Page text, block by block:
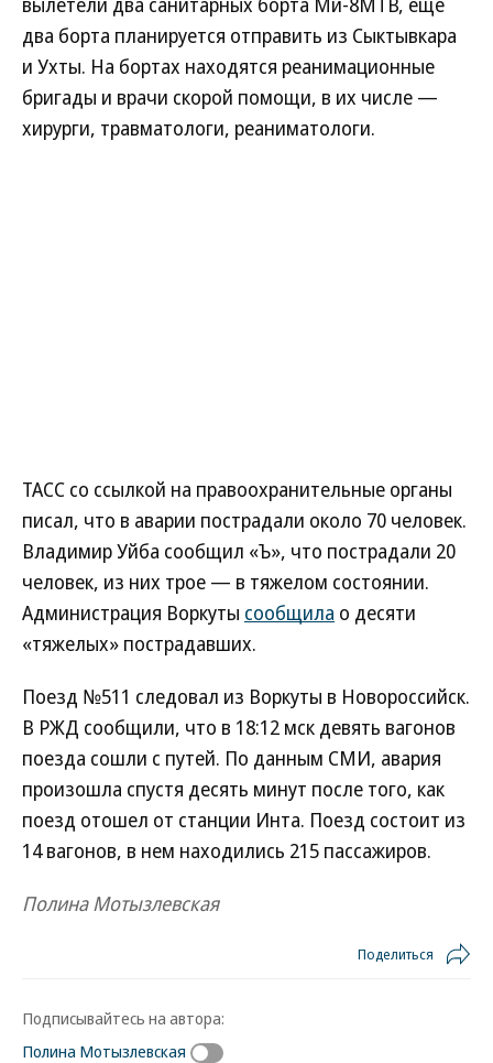
два борта планируется отправить из Сыктывкара
и Ухты. На бортах находятся реанимационные
бригады и врачи скорой помощи, в их числе —
хирурги, травматологи, реаниматологи.
ТАСС со ссылкой на правоохранительные органы
писал, что в аварии пострадали около 70 человек.
Владимир Уйба сообщил «Ъ», что пострадали 20
человек, из них трое — в тяжелом состоянии.
Администрация Воркуты сообщила о десяти
«тяжелых» пострадавших.
Поезд №511 следовал из Воркуты в Новороссийск.
В РЖД сообщили, что в 18:12 мск девять вагонов
поезда сошли с путей. По данным СМИ, авария
произошла спустя десять минут после того, как
поезд отошел от станции Инта. Поезд состоит из
14 вагонов, в нем находились 215 пассажиров.
Полина Мотызлевская
Поделиться
Подписывайтесь на автора:
Полина Мотызлевская